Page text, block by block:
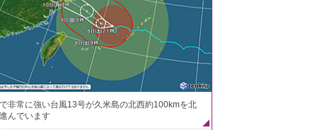
非常に強い台風13号が久米島の北西約100kmを北
んでいます